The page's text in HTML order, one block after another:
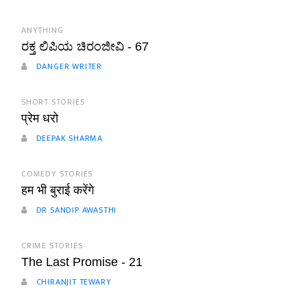
ANYTHING
ರಕ್ತ ಲಿಪಿಯ ಚಿರಂಜೀವಿ - 67
DANGER WRITER
SHORT STORIES
प्रेम धरो
DEEPAK SHARMA
COMEDY STORIES
हम भी बुराई करेंगे
DR SANDIP AWASTHI
CRIME STORIES
The Last Promise - 21
CHIRANJIT TEWARY